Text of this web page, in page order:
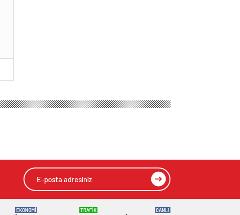
EKONOMİ TRAFİK CANLI